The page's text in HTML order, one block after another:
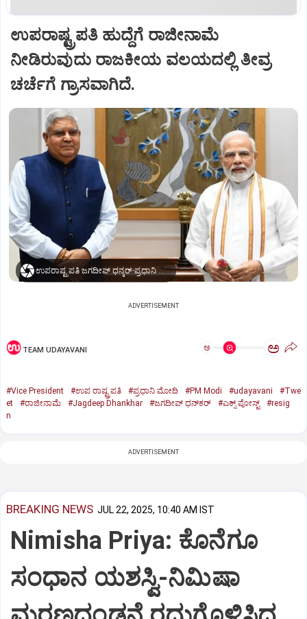
ಉಪರಾಷ್ಟ್ರಪತಿ ಹುದ್ದೆಗೆ ರಾಜೀನಾಮೆ
ನೀಡಿರುವುದು ರಾಜಕೀಯ ವಲಯದಲ್ಲಿ ತೀವ್ರ
ಚರ್ಚೆಗೆ ಗ್ರಾಸವಾಗಿದೆ.
ಉಪರಾಷ್ಟ್ರಪತಿ ಜಗದೀಪ್‌ ಧನ್ಕರ್-ಪ್ರಧಾನಿ ಮೋದಿ
ADVERTISEMENT
TEAM UDAYAVANI ಅ ಅ
#Vice President #ಉಪ ರಾಷ್ಟ್ರಪತಿ #ಪ್ರಧಾನಿ ಮೋದಿ #PM Modi #udayavani
#Twe
et
#ರಾಜೀನಾಮೆ #Jagdeep Dhankhar #ಜಗದೀಪ್‌ ಧನ್‌ಕರ್‌ #ಎಕ್ಸ್‌ ಪೋಸ್ಟ್
#resig
n
ADVERTISEMENT
BREAKING NEWS JUL 22, 2025, 10:40 AM IST
Nimisha Priya: ಕೊನೆಗೂ
ಸಂಧಾನ ಯಶಸ್ವಿ-ನಿಮಿಷಾ